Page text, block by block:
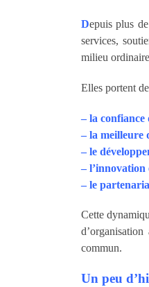
Depuis plus
services,
milieu
Elles portent
– la confiance
– la meilleure
– le
– l’innovation
– le
Cette
commun.
Un peu